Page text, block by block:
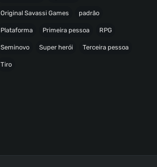
Original Savassi Games padrão
Plataforma Primeira pessoa RPG
Seminovo Super herói Terceira pessoa
Tiro